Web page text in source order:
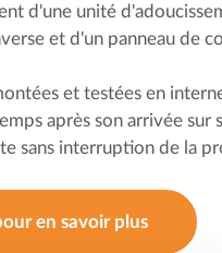
d'une unité
et d'un panneau de
et testées en
après son arrivée sur
sans interruption de la
en savoir plus